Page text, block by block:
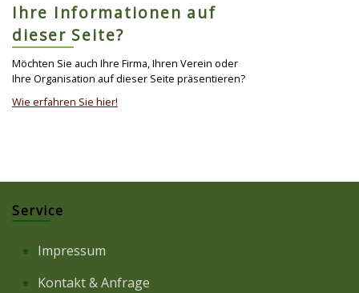
Ihre Informationen auf
dieser Seite?
Möchten Sie auch Ihre Firma, Ihren Verein oder
Ihre Organisation auf dieser Seite präsentieren?
Wie erfahren Sie hier!
Service
Impressum
Kontakt & Anfrage